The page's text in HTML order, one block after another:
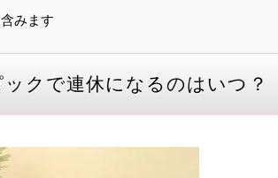
みます
クで連休になるのはいつ？